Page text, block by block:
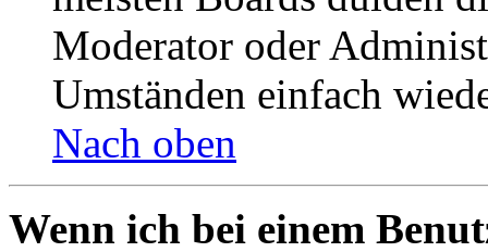
Moderator oder
Umständen einfach
Nach oben
Wenn ich bei einem